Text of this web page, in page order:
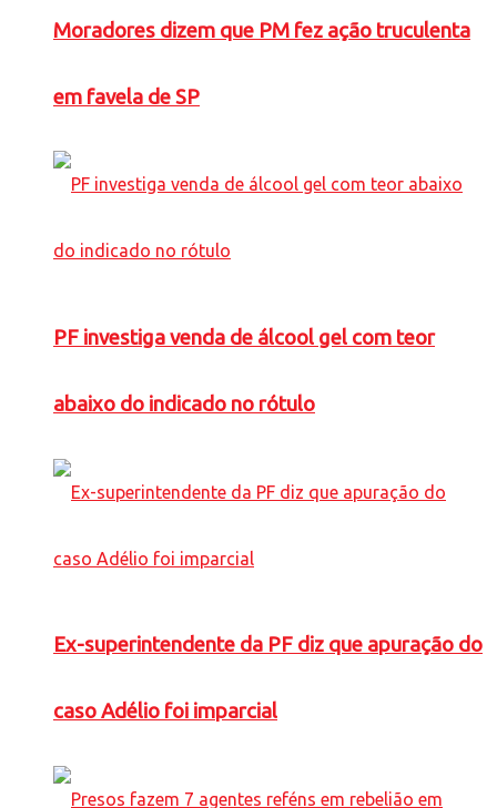
Moradores dizem que PM fez ação truculenta
em favela de SP
PF investiga venda de álcool gel com teor
abaixo do indicado no rótulo
Ex-superintendente da PF diz que apuração do
caso Adélio foi imparcial